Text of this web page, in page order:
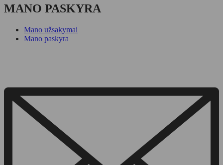
MANO PASKYRA
Mano užsakymai
Mano paskyra